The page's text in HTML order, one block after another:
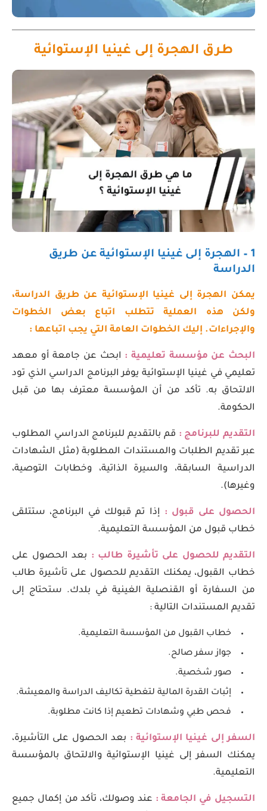
طرق الهجرة إلى غينيا الإستوائية
1 – الهجرة إلى غينيا الإستوائية عن طريق
الدراسة
يمكن الهجرة إلى غينيا الإستوائية عن طريق الدراسة،
ولكن هذه العملية تتطلب اتباع بعض الخطوات
والإجراءات. إليك الخطوات العامة التي يجب اتباعها :
البحث عن مؤسسة تعليمية : ابحث عن جامعة أو معهد
تعليمي في غينيا الإستوائية يوفر البرنامج الدراسي الذي تود
الالتحاق به. تأكد من أن المؤسسة معترف بها من قبل
الحكومة.
التقديم للبرنامج : قم بالتقديم للبرنامج الدراسي المطلوب
عبر تقديم الطلبات والمستندات المطلوبة (مثل الشهادات
الدراسية السابقة، والسيرة الذاتية، وخطابات التوصية،
وغيرها).
الحصول على قبول : إذا تم قبولك في البرنامج، ستتلقى
خطاب قبول من المؤسسة التعليمية.
التقديم للحصول على تأشيرة طالب : بعد الحصول على
خطاب القبول، يمكنك التقديم للحصول على تأشيرة طالب
من السفارة أو القنصلية الغينية في بلدك. ستحتاج إلى
تقديم المستندات التالية :
خطاب القبول من المؤسسة التعليمية.
جواز سفر صالح.
صور شخصية.
إثبات القدرة المالية لتغطية تكاليف الدراسة والمعيشة.
فحص طبي وشهادات تطعيم إذا كانت مطلوبة.
السفر إلى غينيا الإستوائية : بعد الحصول على التأشيرة،
يمكنك السفر إلى غينيا الإستوائية والالتحاق بالمؤسسة
التعليمية.
التسجيل في الجامعة : عند وصولك، تأكد من إكمال جميع